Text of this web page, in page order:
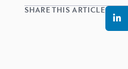
SHARE THIS ARTICLE